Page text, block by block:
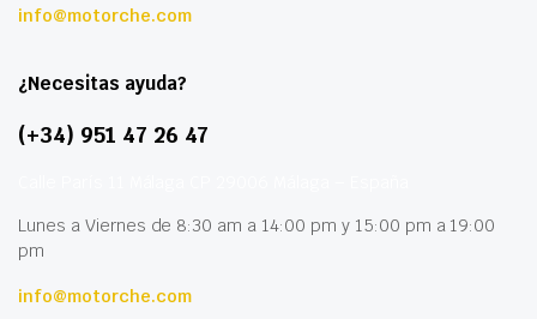
info@motorche.com
¿Necesitas ayuda?
(+34) 951 47 26 47
Lunes a Viernes de 8:30 am a 14:00 pm y 15:00 pm a 19:00
pm
info@motorche.com